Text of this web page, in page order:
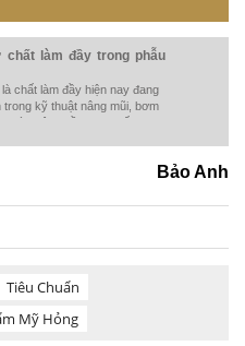
chất làm đầy trong phẫu
chất làm đầy hiện nay đang
trong kỹ thuật nâng mũi, bơm
mà không cần đụng đến dao
Bảo Anh
Tiêu Chuẩn
Mỹ Hỏng